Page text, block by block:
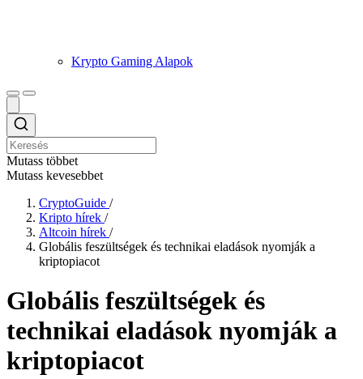
Krypto Gaming Alapok
Mutass többet
Mutass kevesebbet
CryptoGuide /
Kripto hírek /
Altcoin hírek /
Globális feszültségek és technikai eladások nyomják a
kriptopiacot
Globális feszültségek és
technikai eladások nyomják a
kriptopiacot